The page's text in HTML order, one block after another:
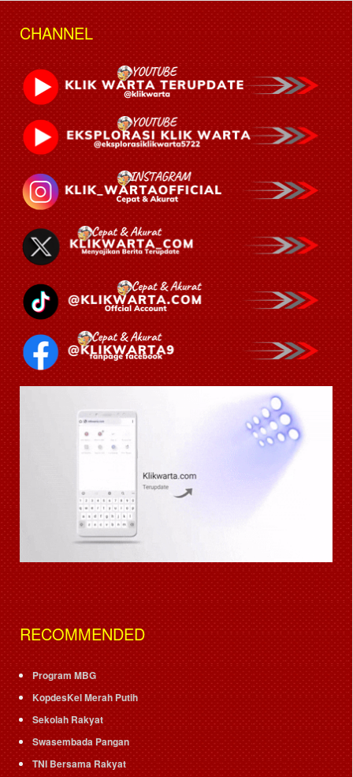
CHANNEL
RECOMMENDED
Program MBG
KopdesKel Merah Putih
Sekolah Rakyat
Swasembada Pangan
TNI Bersama Rakyat